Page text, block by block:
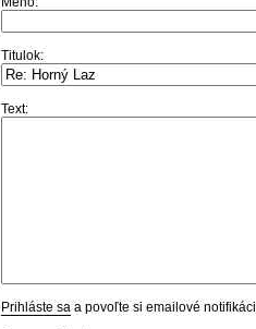
Titulok:
Text:
Prihláste sa a povoľte si emailové